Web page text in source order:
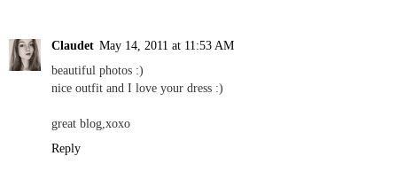
Claudet May 14, 2011 at 11:53 AM
beautiful photos :)
nice outfit and I love your dress :)
great blog,xoxo
Reply